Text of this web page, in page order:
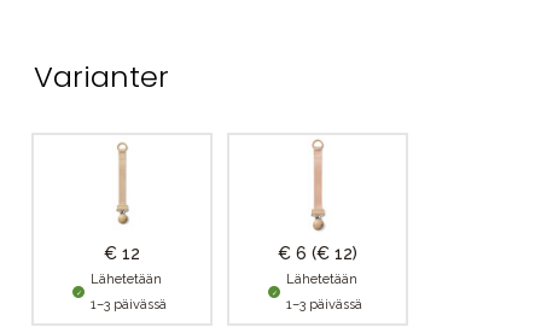
Varianter
€ 12
Lähetetään
1–3 päivässä
€ 6 (€ 12)
Lähetetään
1–3 päivässä